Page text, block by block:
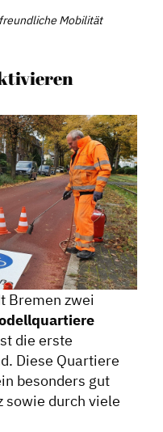
Mobilität
Bremen zwei
die erste
Diese Quartiere
besonders gut
sowie durch viele